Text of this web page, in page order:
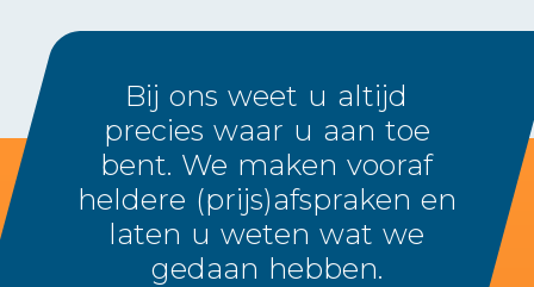
Bij ons weet u altijd
precies waar u aan toe
bent. We maken vooraf
heldere (prijs)afspraken en
laten u weten wat we
gedaan hebben.